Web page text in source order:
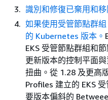
識別和修復已棄用和
如果使用受管節點群
的 Kubernetes 版本。
EKS 受管節點群組和
更新版本的控制平面
扭曲。從 1.28 及更高
Profiles 建立的 EKS
要版本偏斜的